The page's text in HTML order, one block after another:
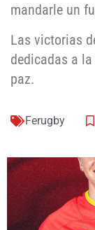
mandarle un
Las victorias
dedicadas a
paz.
Ferugby